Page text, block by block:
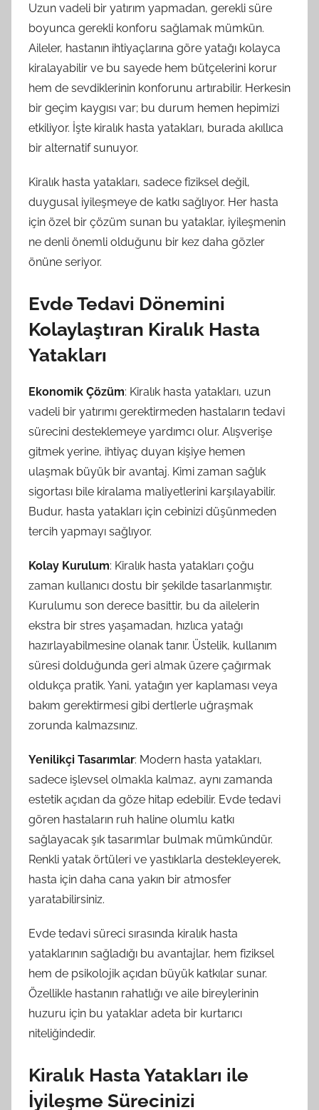
Uzun vadeli bir yatırım yapmadan, gerekli süre
boyunca gerekli konforu sağlamak mümkün.
Aileler, hastanın ihtiyaçlarına göre yatağı kolayca
kiralayabilir ve bu sayede hem bütçelerini korur
hem de sevdiklerinin konforunu artırabilir. Herkesin
bir geçim kaygısı var; bu durum hemen hepimizi
etkiliyor. İşte kiralık hasta yatakları, burada akıllıca
bir alternatif sunuyor.
Kiralık hasta yatakları, sadece fiziksel değil,
duygusal iyileşmeye de katkı sağlıyor. Her hasta
için özel bir çözüm sunan bu yataklar, iyileşmenin
ne denli önemli olduğunu bir kez daha gözler
önüne seriyor.
Evde Tedavi Dönemini
Kolaylaştıran Kiralık Hasta
Yatakları
Ekonomik Çözüm: Kiralık hasta yatakları, uzun
vadeli bir yatırımı gerektirmeden hastaların tedavi
sürecini desteklemeye yardımcı olur. Alışverişe
gitmek yerine, ihtiyaç duyan kişiye hemen
ulaşmak büyük bir avantaj. Kimi zaman sağlık
sigortası bile kiralama maliyetlerini karşılayabilir.
Budur, hasta yatakları için cebinizi düşünmeden
tercih yapmayı sağlıyor.
Kolay Kurulum: Kiralık hasta yatakları çoğu
zaman kullanıcı dostu bir şekilde tasarlanmıştır.
Kurulumu son derece basittir, bu da ailelerin
ekstra bir stres yaşamadan, hızlıca yatağı
hazırlayabilmesine olanak tanır. Üstelik, kullanım
süresi dolduğunda geri almak üzere çağırmak
oldukça pratik. Yani, yatağın yer kaplaması veya
bakım gerektirmesi gibi dertlerle uğraşmak
zorunda kalmazsınız.
Yenilikçi Tasarımlar: Modern hasta yatakları,
sadece işlevsel olmakla kalmaz, aynı zamanda
estetik açıdan da göze hitap edebilir. Evde tedavi
gören hastaların ruh haline olumlu katkı
sağlayacak şık tasarımlar bulmak mümkündür.
Renkli yatak örtüleri ve yastıklarla destekleyerek,
hasta için daha cana yakın bir atmosfer
yaratabilirsiniz.
Evde tedavi süreci sırasında kiralık hasta
yataklarının sağladığı bu avantajlar, hem fiziksel
hem de psikolojik açıdan büyük katkılar sunar.
Özellikle hastanın rahatlığı ve aile bireylerinin
huzuru için bu yataklar adeta bir kurtarıcı
niteliğindedir.
Kiralık Hasta Yatakları ile
İyileşme Sürecinizi